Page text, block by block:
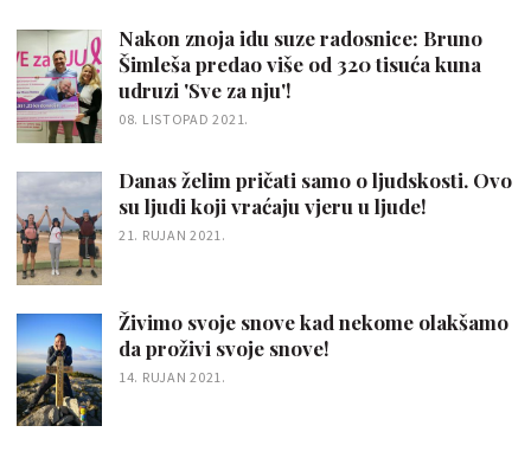
Nakon znoja idu suze radosnice: Bruno
Šimleša predao više od 320 tisuća kuna
udruzi 'Sve za nju'!
08. LISTOPAD 2021.
Danas želim pričati samo o ljudskosti. Ovo
su ljudi koji vraćaju vjeru u ljude!
21. RUJAN 2021.
Živimo svoje snove kad nekome olakšamo
da proživi svoje snove!
14. RUJAN 2021.